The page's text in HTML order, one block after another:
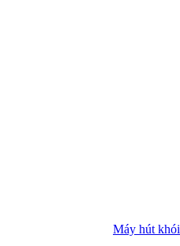
Máy hút khói